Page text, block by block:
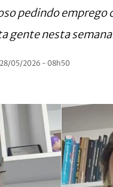
pedindo emprego
gente nesta
28/05/2026 - 08h50